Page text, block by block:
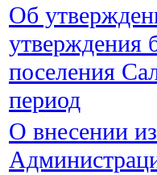
Об
утверждения
поселения
период
О внесении